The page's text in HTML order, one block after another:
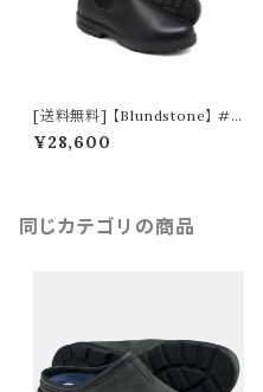
[送料無料] 【Blundstone】 #5
10 ORIGINALS Black
¥28,600
同じカテゴリの商品